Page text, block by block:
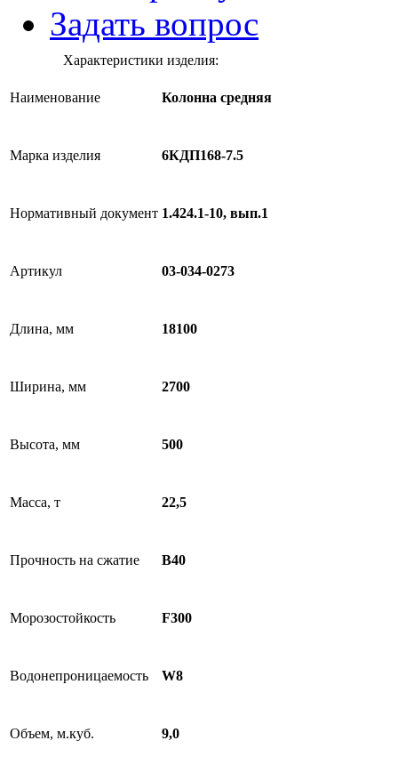
Задать вопрос
Характеристики изделия:
Наименование Колонна средняя
Марка изделия 6КДП168-7.5
Нормативный документ 1.424.1-10, вып.1
Артикул 03-034-0273
Длина, мм 18100
Ширина, мм 2700
Высота, мм 500
Масса, т 22,5
Прочность на сжатие В40
Морозостойкость F300
Водонепроницаемость W8
Объем, м.куб. 9,0